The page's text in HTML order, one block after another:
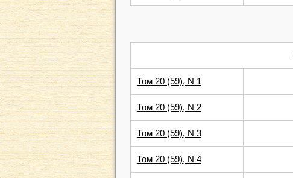
Том 20 (59), N 1
Том 20 (59), N 2
Том 20 (59), N 3
Том 20 (59), N 4